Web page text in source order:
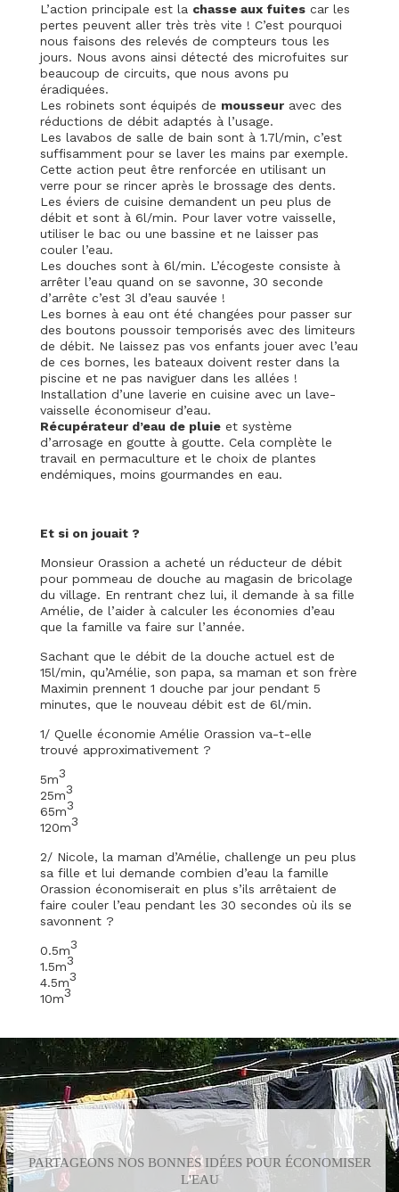
L’action principale est la chasse aux fuites car les
pertes peuvent aller très très vite ! C’est pourquoi
nous faisons des relevés de compteurs tous les
jours. Nous avons ainsi détecté des microfuites sur
beaucoup de circuits, que nous avons pu
éradiquées.
Les robinets sont équipés de mousseur avec des
réductions de débit adaptés à l’usage.
Les lavabos de salle de bain sont à 1.7l/min, c’est
suffisamment pour se laver les mains par exemple.
Cette action peut être renforcée en utilisant un
verre pour se rincer après le brossage des dents.
Les éviers de cuisine demandent un peu plus de
débit et sont à 6l/min. Pour laver votre vaisselle,
utiliser le bac ou une bassine et ne laisser pas
couler l’eau.
Les douches sont à 6l/min. L’écogeste consiste à
arrêter l’eau quand on se savonne, 30 seconde
d’arrête c’est 3l d’eau sauvée !
Les bornes à eau ont été changées pour passer sur
des boutons poussoir temporisés avec des limiteurs
de débit. Ne laissez pas vos enfants jouer avec l’eau
de ces bornes, les bateaux doivent rester dans la
piscine et ne pas naviguer dans les allées !
Installation d’une laverie en cuisine avec un lave-
vaisselle économiseur d’eau.
Récupérateur d’eau de pluie et système
d’arrosage en goutte à goutte. Cela complète le
travail en permaculture et le choix de plantes
endémiques, moins gourmandes en eau.
Et si on jouait ?
Monsieur Orassion a acheté un réducteur de débit
pour pommeau de douche au magasin de bricolage
du village. En rentrant chez lui, il demande à sa fille
Amélie, de l’aider à calculer les économies d’eau
que la famille va faire sur l’année.
Sachant que le débit de la douche actuel est de
15l/min, qu’Amélie, son papa, sa maman et son frère
Maximin prennent 1 douche par jour pendant 5
minutes, que le nouveau débit est de 6l/min.
1/ Quelle économie Amélie Orassion va-t-elle
trouvé approximativement ?
5m3
25m3
65m3
120m3
2/ Nicole, la maman d’Amélie, challenge un peu plus
sa fille et lui demande combien d’eau la famille
Orassion économiserait en plus s’ils arrêtaient de
faire couler l’eau pendant les 30 secondes où ils se
savonnent ?
0.5m3
1.5m3
4.5m3
10m3
PARTAGEONS NOS BONNES IDÉES POUR ÉCONOMISER
L'EAU